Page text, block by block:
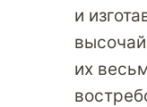
и
их